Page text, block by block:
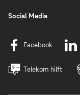
Social Media
Facebook
Telekom hilft